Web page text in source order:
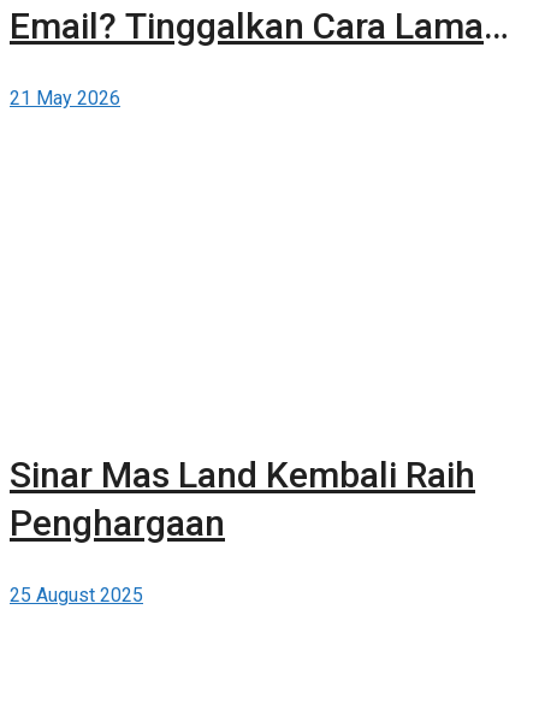
Email? Tinggalkan Cara Lama
Gratis di Berita-Properti.com
21 May 2026
Sinar Mas Land Kembali Raih
Penghargaan
25 August 2025